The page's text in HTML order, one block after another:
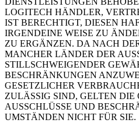
LOGITECH HÄNDLER,
IST BERECHTIGT, DIESEN
IRGENDEINE WEISE ZU
ZU ERGÄNZEN. DA NACH
MANCHER LÄNDER DER
STILLSCHWEIGENDER
BESCHRÄNKUNGEN
GESETZLICHER
ZULÄSSIG SIND, GELTEN DIE
AUSSCHLÜSSE UND
UMSTÄNDEN NICHT FÜR SIE.